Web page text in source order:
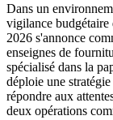
Dans un
vigilance budgétaire
2026 s'annonce
enseignes de
spécialisé dans la
déploie une
répondre aux
deux opérations